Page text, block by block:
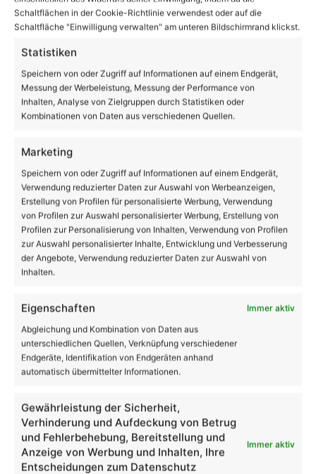
Schaltflächen in der Cookie-Richtlinie verwendest oder auf die
Schaltfläche "Einwilligung verwalten" am unteren Bildschirmrand klickst.
Statistiken
Speichern von oder Zugriff auf Informationen auf einem Endgerät,
Messung der Werbeleistung, Messung der Performance von
Inhalten, Analyse von Zielgruppen durch Statistiken oder
Kombinationen von Daten aus verschiedenen Quellen.
Marketing
Speichern von oder Zugriff auf Informationen auf einem Endgerät,
Verwendung reduzierter Daten zur Auswahl von Werbeanzeigen,
Erstellung von Profilen für personalisierte Werbung, Verwendung
von Profilen zur Auswahl personalisierter Werbung, Erstellung von
Profilen zur Personalisierung von Inhalten, Verwendung von Profilen
zur Auswahl personalisierter Inhalte, Entwicklung und Verbesserung
der Angebote, Verwendung reduzierter Daten zur Auswahl von
Inhalten.
Eigenschaften
Immer aktiv
Abgleichung und Kombination von Daten aus
unterschiedlichen Quellen, Verknüpfung verschiedener
Endgeräte, Identifikation von Endgeräten anhand
automatisch übermittelter Informationen.
Gewährleistung der Sicherheit,
Verhinderung und Aufdeckung von Betrug
und Fehlerbehebung, Bereitstellung und
Anzeige von Werbung und Inhalten, Ihre
Entscheidungen zum Datenschutz
Immer aktiv
Volltextsuche
nach:
Bernau
Einzelne Wolken
21º - 18º
61%
4.53 km/h
Danke dafür!62.048
18.419
1.708
Follower Follower
Stellenanzeige der Stadt Bernau